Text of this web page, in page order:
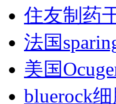
住友制药
法国
美国
bluerock